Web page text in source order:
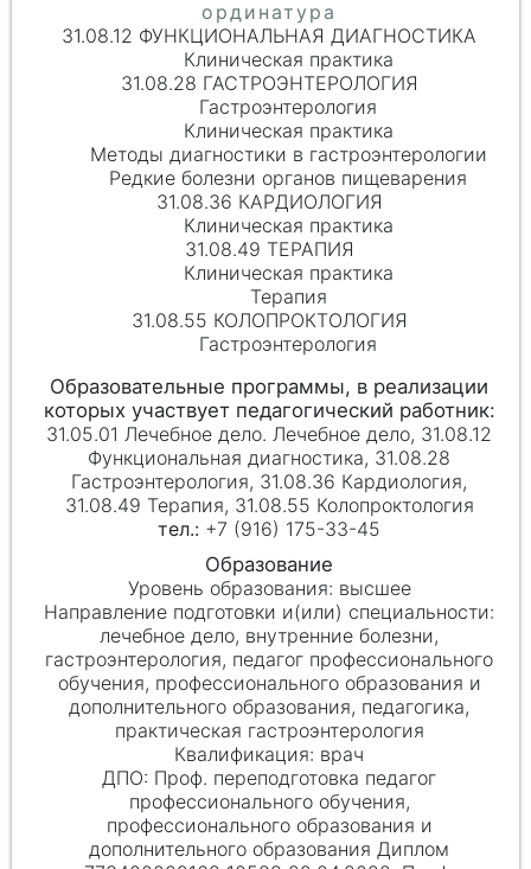
31.08.12 ФУНКЦИОНАЛЬНАЯ ДИАГНОСТИКА
Клиническая практика
31.08.28 ГАСТРОЭНТЕРОЛОГИЯ
Гастроэнтерология
Клиническая практика
Методы диагностики в гастроэнтерологии
Редкие болезни органов пищеварения
31.08.36 КАРДИОЛОГИЯ
Клиническая практика
31.08.49 ТЕРАПИЯ
Клиническая практика
Терапия
31.08.55 КОЛОПРОКТОЛОГИЯ
Гастроэнтерология
31.05.01 Лечебное дело. Лечебное дело, 31.08.12
Функциональная диагностика, 31.08.28
Гастроэнтерология, 31.08.36 Кардиология,
31.08.49 Терапия, 31.08.55 Колопроктология
+7 (916) 175-33-45
высшее
лечебное дело, внутренние болезни,
гастроэнтерология, педагог профессионального
обучения, профессионального образования и
дополнительного образования, педагогика,
практическая гастроэнтерология
врач
Проф. переподготовка педагог
профессионального обучения,
профессионального образования и
дополнительного образования Диплом